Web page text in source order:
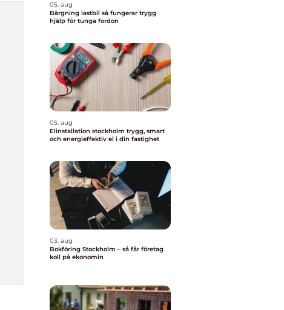
05. aug
Bärgning lastbil så fungerar trygg
hjälp för tunga fordon
05. aug
Elinstallation stockholm trygg, smart
och energieffektiv el i din fastighet
03. aug
Bokföring Stockholm – så får företag
koll på ekonomin